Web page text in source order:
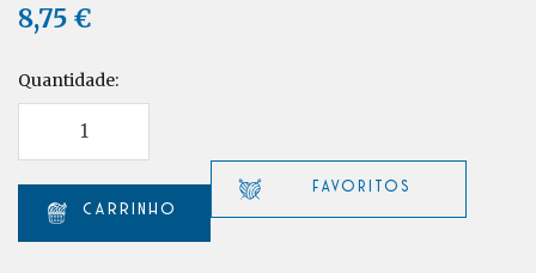
8,75 €
Quantidade: